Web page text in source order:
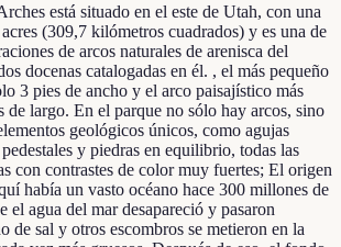
está situado en el este de Utah, con una
(309,7 kilómetros cuadrados) y es una de
de arcos naturales de arenisca del
docenas catalogadas en él. , el más pequeño
3 pies de ancho y el arco paisajístico más
de largo. En el parque no sólo hay arcos, sino
geológicos únicos, como agujas
y piedras en equilibrio, todas las
con contrastes de color muy fuertes; El origen
había un vasto océano hace 300 millones de
el agua del mar desapareció y pasaron
de sal y otros escombros se metieron en la